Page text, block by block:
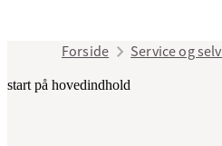
Forside Service og
start på hovedindhold